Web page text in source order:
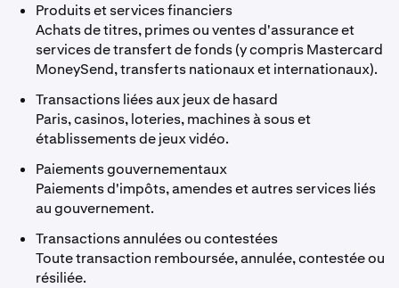
Produits et services financiers
Achats de titres, primes ou ventes d'assurance et
services de transfert de fonds (y compris Mastercard
MoneySend, transferts nationaux et internationaux).
Transactions liées aux jeux de hasard
Paris, casinos, loteries, machines à sous et
établissements de jeux vidéo.
Paiements gouvernementaux
Paiements d'impôts, amendes et autres services liés
au gouvernement.
Transactions annulées ou contestées
Toute transaction remboursée, annulée, contestée ou
résiliée.